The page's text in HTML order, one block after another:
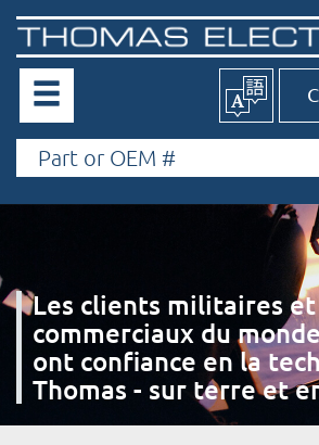
Les clients militaires et
commerciaux du
ont confiance en la
Thomas - sur terre et